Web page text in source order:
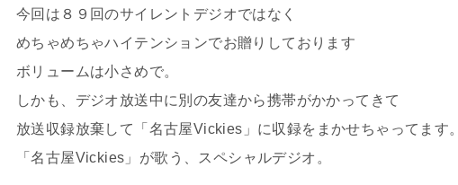
今回は８９回のサイレントデジオではなく
めちゃめちゃハイテンションでお贈りしております
ボリュームは小さめで。
しかも、デジオ放送中に別の友達から携帯がかかってきて
放送収録放棄して「名古屋Vickies」に収録をまかせちゃってます。
「名古屋Vickies」が歌う、スペシャルデジオ。